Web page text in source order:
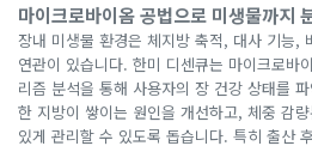
마이크로바이옴 공법으로 미생물까지
장내 미생물 환경은 체지방 축적, 대사 기능,
연관이 있습니다. 한미 디센큐는 마이크로바
리즘 분석을 통해 사용자의 장 건강 상태를
한 지방이 쌓이는 원인을 개선하고, 체중 감
있게 관리할 수 있도록 돕습니다. 특히 출산